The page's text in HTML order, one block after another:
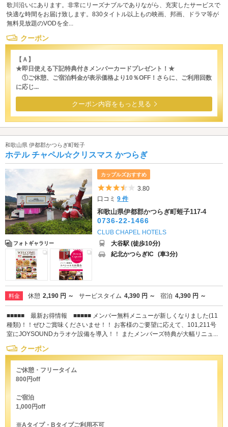
歌川沿いにあります。非常にリーズナブルでありながら、充実したサービスで
快適な時間をお届け致します。830タイトル以上もの映画、邦画、ドラマ等が
無料見放題のVODを全...
クーポン
【Ａ】
★即日使える下記特典付きメンバーカードプレゼント！★
①ご休憩、ご宿泊料金が表示価格より10％OFF！さらに、ご利用回数
に応じ...
クーポン内容をもっと見る
和歌山県 伊都郡かつらぎ町蛭子
ホテル チャペル☆クリスマス かつらぎ
フォトギャラリー
カップルズおすすめ
5つ星のうち3.5
3.80
口コミ9 件
和歌山県伊都郡かつらぎ町蛭子117-4
0736-22-1466
CLUB CHAPEL HOTELS
大谷駅 (徒歩10分)
紀北かつらぎIC (車3分)
料金 休憩 2,190 円 ～ サービスタイム 4,390 円 ～ 宿泊 4,390 円 ～
■■■■■ 最新お得情報 ■■■■■ メンバー無料メニューが新しくなりました(11
種類)！！ぜひご賞味くださいませ！！ お客様のご要望に応えて、101,211号
室にJOYSOUNDカラオケ設備を導入！！ またメンバーズ特典が大幅リニュ...
クーポン
ご休憩・フリータイム
800円off
ご宿泊
1,000円off
※Aタイプ・Bタイプご利用不可